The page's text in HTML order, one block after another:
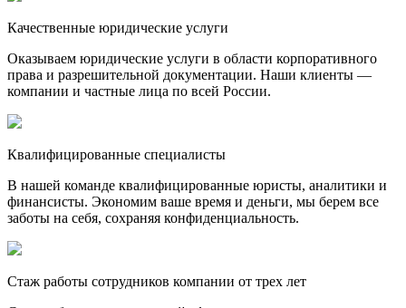
Качественные юридические услуги
Оказываем юридические услуги в области корпоративного
права и разрешительной документации. Наши клиенты —
компании и частные лица по всей России.
Квалифицированные специалисты
В нашей команде квалифицированные юристы, аналитики и
финансисты. Экономим ваше время и деньги, мы берем все
заботы на себя, сохраняя конфиденциальность.
Стаж работы сотрудников компании от трех лет